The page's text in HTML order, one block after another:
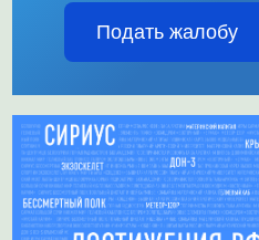
Подать жалобу